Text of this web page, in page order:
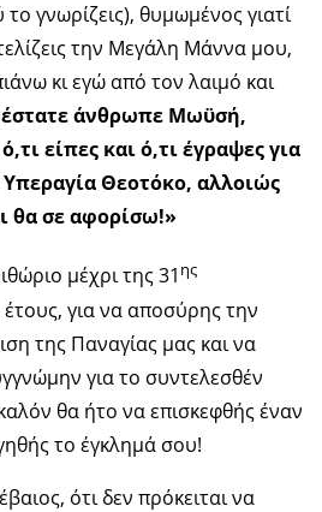
γνωρίζεις), θυμωμένος γιατί
την Μεγάλη Μάννα μου,
κι εγώ από τον λαιμό και
άνθρωπε Μωϋσή,
είπες και ό,τι έγραψες για
Θεοτόκο, αλλοιώς
θα σε αφορίσω!»
μέχρι της 31 ης
για να αποσύρης την
της Παναγίας μας και να
για το συντελεσθέν
θα ήτο να επισκεφθής έναν
το έγκλημά σου!
ότι δεν πρόκειται να